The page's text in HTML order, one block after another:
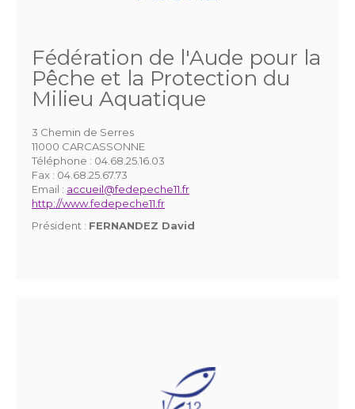
Fédération de l'Aude pour la
Pêche et la Protection du
Milieu Aquatique
3 Chemin de Serres
11000 CARCASSONNE
Téléphone : 04.68.25.16.03
Fax : 04.68.25.67.73
Email : accueil@fedepeche11.fr
http://www.fedepeche11.fr
Président : FERNANDEZ David